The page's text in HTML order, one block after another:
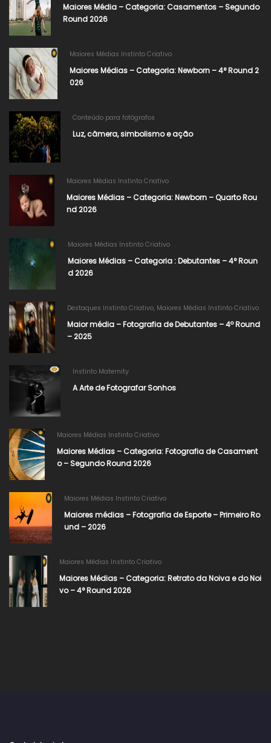
Maiores Média – Categoria: Casamentos – Segundo
Round 2026
Maiores Médias Instinto Criativo
Maiores Médias – Categoria: Newborn – 4° Round 2
026​
Conteúdo para fotógrafos
Luz, câmera, simbolismo e ação
Maiores Médias Instinto Criativo
Maiores Médias – Categoria: Newborn – Quarto Rou
nd 2026
Maiores Médias Instinto Criativo
Maiores Médias – Categoria : Debutantes – 4° Roun
d 2026
Destaques Instinto Criativo, Maiores Médias Instinto Criativo
Maior média – Fotografia de Debutantes – 4º Round
– 2025
Instinto Maternity
A Arte de Fotografar Sonhos
Maiores Médias Instinto Criativo
Maiores Médias – Categoria: Fotografia de Casament
o – Segundo Round 2026​
Maiores Médias Instinto Criativo
Maiores médias – Fotografia de Esporte – Primeiro Ro
und – 2026
Maiores Médias Instinto Criativo
Maiores Médias – Categoria: Retrato da Noiva e do Noi
vo – 4° Round 2026